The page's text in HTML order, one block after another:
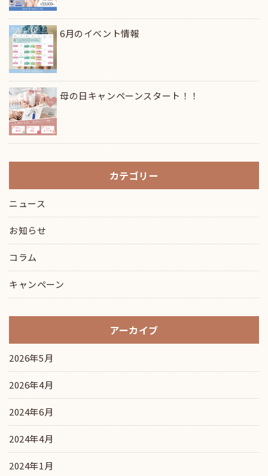
6月のイベント情報
母の日キャンペーンスタート！！
カテゴリー
ニュース
お知らせ
コラム
キャンペーン
アーカイブ
2026年5月
2026年4月
2024年6月
2024年4月
2024年1月